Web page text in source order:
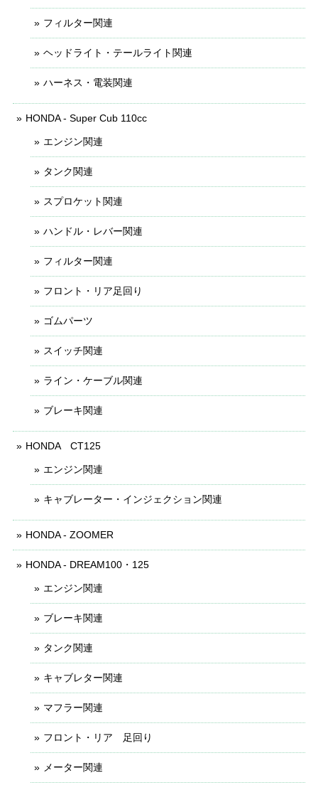
フィルター関連
ヘッドライト・テールライト関連
ハーネス・電装関連
HONDA - Super Cub 110cc
エンジン関連
タンク関連
スプロケット関連
ハンドル・レバー関連
フィルター関連
フロント・リア足回り
ゴムパーツ
スイッチ関連
ライン・ケーブル関連
ブレーキ関連
HONDA CT125
エンジン関連
キャブレーター・インジェクション関連
HONDA - ZOOMER
HONDA - DREAM100・125
エンジン関連
ブレーキ関連
タンク関連
キャブレター関連
マフラー関連
フロント・リア 足回り
メーター関連